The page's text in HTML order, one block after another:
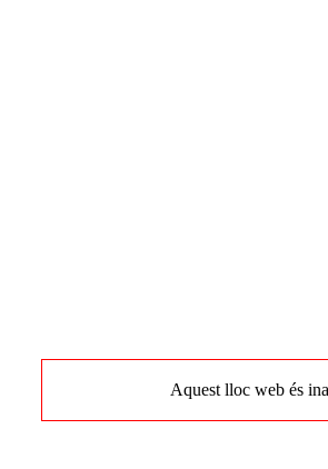
Aquest lloc web és